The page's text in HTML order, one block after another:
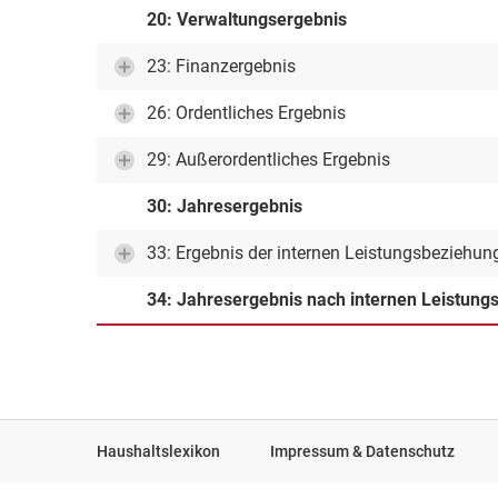
20: Verwaltungsergebnis
23: Finanzergebnis
26: Ordentliches Ergebnis
29: Außerordentliches Ergebnis
30: Jahresergebnis
33: Ergebnis der internen
34: Jahresergebnis nach internen
Haushaltslexikon Impressum & Datenschutz